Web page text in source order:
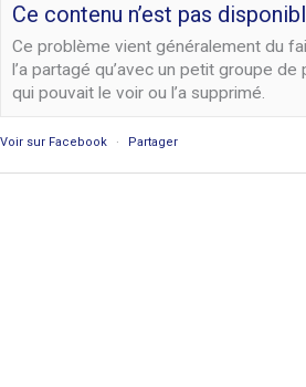
Ce contenu n’est pas
Ce problème vient généralement du
l’a partagé qu’avec un petit groupe
qui pouvait le voir ou l’a supprimé.
Voir sur Facebook · Partager